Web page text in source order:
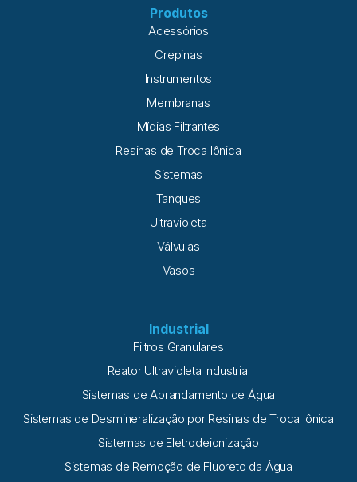
Produtos
Acessórios
Crepinas
Instrumentos
Membranas
Mídias Filtrantes
Resinas de Troca Iônica
Sistemas
Tanques
Ultravioleta
Válvulas
Vasos
Industrial
Filtros Granulares
Reator Ultravioleta Industrial
Sistemas de Abrandamento de Água
Sistemas de Desmineralização por Resinas de Troca Iônica
Sistemas de Eletrodeionização
Sistemas de Remoção de Fluoreto da Água